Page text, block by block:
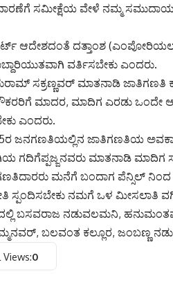
ಸಮೀಕ್ಷೆಯ ವೇಳೆ ನಮ್ಮ
ಆದೇಶದಂತೆ ದತ್ತಾಂಶ
ವರ್ತಿಸಬೇಕು ಎಂದರು.
ಸಕ್ರಣ್ಣವರ್ ಮಾತನಾಡಿ ಜಾತಿಗಣತಿ
ಮಾದರ, ಮಾದಿಗ ಎರಡು ಒಂದೇ
ಎಂದರು.
ಜನಗಣತಿಯಲ್ಲಿನ ಜಾತಿಗಣತಿಯ
ಗದಿಗೆಪ್ಪಜ್ಜನವರು ಮಾತನಾಡಿ
ಗಣತಿದಾರರು ಮನೆಗೆ ಬಂದಾಗ ಪೆನ್ಸಿಲ್
ಸ್ಪಂದಿಸಬೇಕು ನಮಗೆ ಒಳ ಮೀಸಲಾತಿ
ಬಸವರಾಜ ನಡುವಲಮನಿ, ಹನುಮಂತಪ್ಪ,
ಬಲವಂತ ಕಲ್ಲೂರ, ಜಂಬಣ್ಣ
0